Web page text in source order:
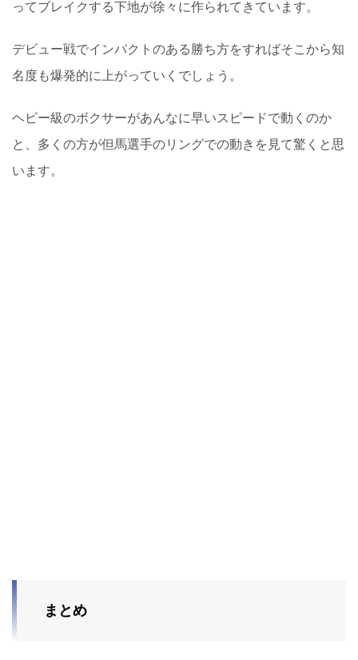
ってブレイクする下地が徐々に作られてきています。
デビュー戦でインパクトのある勝ち方をすればそこから知
名度も爆発的に上がっていくでしょう。
ヘビー級のボクサーがあんなに早いスピードで動くのか
と、多くの方が但馬選手のリングでの動きを見て驚くと思
います。
まとめ